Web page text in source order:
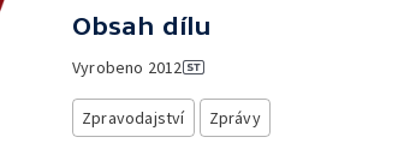
Obsah dílu
Vyrobeno 2012
Zpravodajství Zprávy